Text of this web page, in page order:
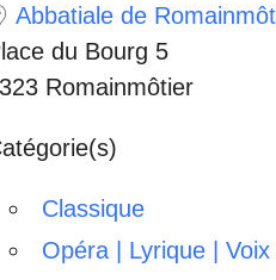
Abbatiale de
du Bourg 5
Romainmôtier
Classique
Opéra | Lyrique | Voix